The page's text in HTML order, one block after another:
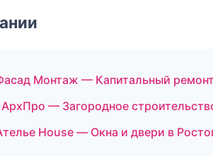
Монтаж — Капитальный
— Загородное
House — Окна и двери в